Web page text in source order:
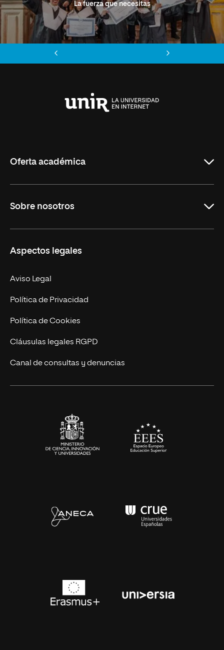
La fuerza que necesitas
Oferta académica
Másteres Oficiales
Doctorados
Experto Universitario
Postgrados
Cursos Universitarios
Sobre nosotros
Facultades
Nuestro Equipo
Trabaja en UNIR
Actualidad
UNIR Revista
Eventos
Aspectos legales
Aviso Legal
Política de Privacidad
Política de Cookies
Cláusulas legales RGPD
Canal de consultas y denuncias